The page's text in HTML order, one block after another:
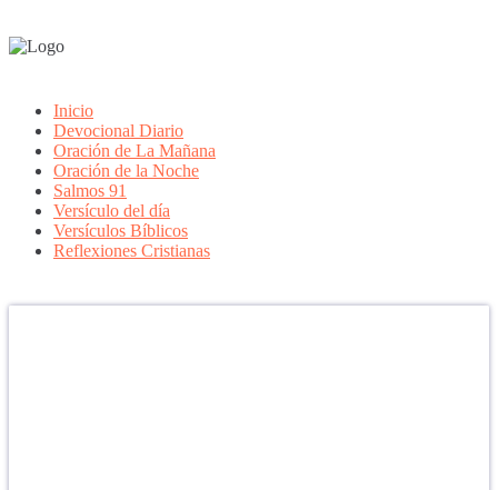
Inicio
Devocional Diario
Oración de La Mañana
Oración de la Noche
Salmos 91
Versículo del día
Versículos Bíblicos
Reflexiones Cristianas